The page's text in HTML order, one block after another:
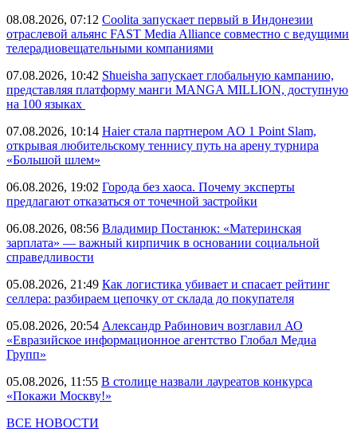
08.08.2026, 07:12 Coolita запускает первый в Индонезии
отраслевой альянс FAST Media Alliance совместно с ведущими
телерадиовещательными компаниями
07.08.2026, 10:42 Shueisha запускает глобальную кампанию,
представляя платформу манги MANGA MILLION, доступную
на 100 языках
07.08.2026, 10:14 Haier стала партнером AO 1 Point Slam,
открывая любительскому теннису путь на арену турнира
«Большой шлем»
06.08.2026, 19:02 Города без хаоса. Почему эксперты
предлагают отказаться от точечной застройки
06.08.2026, 08:56 Владимир Постанюк: «Материнская
зарплата» — важный кирпичик в основании социальной
справедливости
05.08.2026, 21:49 Как логистика убивает и спасает рейтинг
селлера: разбираем цепочку от склада до покупателя
05.08.2026, 20:54 Александр Рабинович возглавил АО
«Евразийское информационное агентство Глобал Медиа
Групп»
05.08.2026, 11:55 В столице назвали лауреатов конкурса
«Покажи Москву!»
ВСЕ НОВОСТИ